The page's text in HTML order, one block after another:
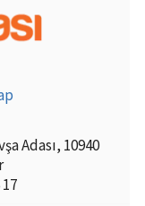
Adası, 10940